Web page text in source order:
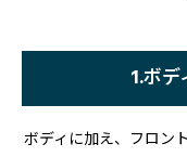
1.ボ
ボディに加え、フロン